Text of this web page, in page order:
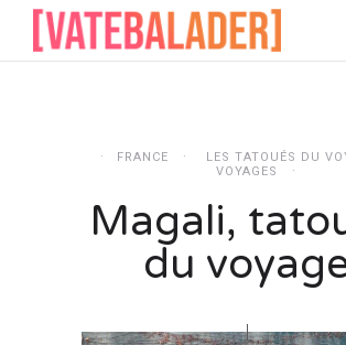
FRANCE
LES TATOUÉS DU
VOYAGES
Magali,
du